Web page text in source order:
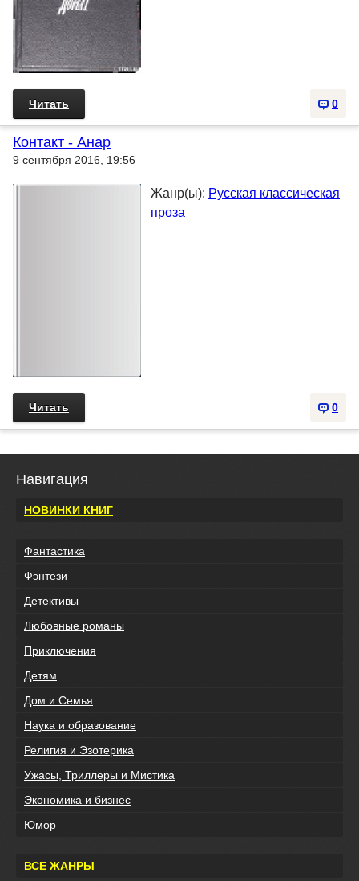
0
Читать
Контакт - Анар
9 сентября 2016, 19:56
Жанр(ы): Русская классическая
проза
0
Читать
Навигация
НОВИНКИ КНИГ
Фантастика
Фэнтези
Детективы
Любовные романы
Приключения
Детям
Дом и Семья
Наука и образование
Религия и Эзотерика
Ужасы, Триллеры и Мистика
Экономика и бизнес
Юмор
ВСЕ ЖАНРЫ